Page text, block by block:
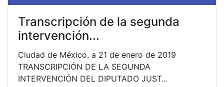
Transcripción de la segunda
intervención...
Ciudad de México, a 21 de enero de 2019
TRANSCRIPCIÓN DE LA SEGUNDA
INTERVENCIÓN DEL DIPUTADO JUST...